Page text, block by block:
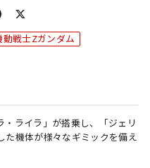
シ
ア
ト
動戦士Zガンダム
ライラ」が搭乗し、「ジェリ
た機体が様々なギミックを備え